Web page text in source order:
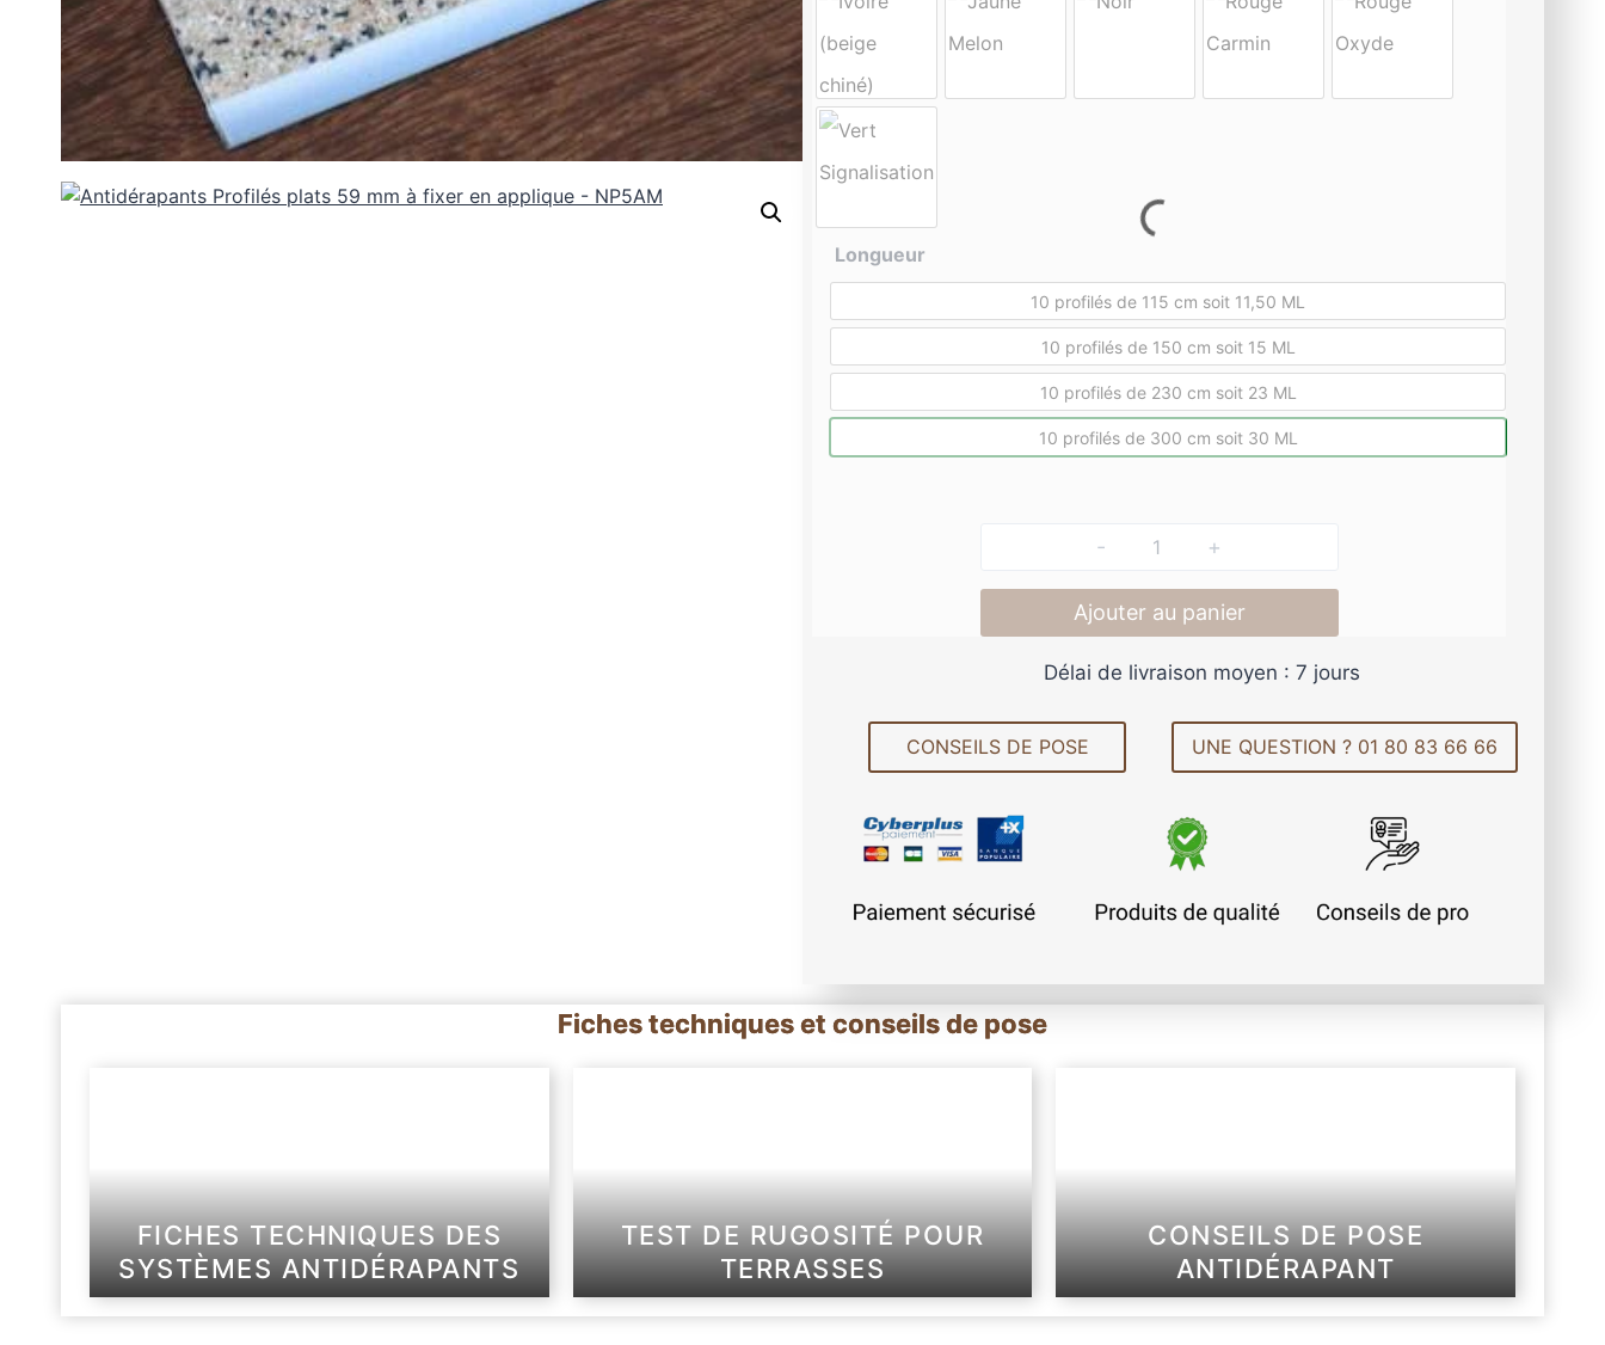
e
i
x
:
2
€
8
,
2
8
Longueur
10 profilés de 115 cm soit 11,50 ML
10 profilés de 150 cm soit 15 ML
10 profilés de 230 cm soit 23 ML
10 profilés de 300 cm soit 30 ML
q
u
a
t
t
é
P
o
Ajouter au panier
Délai de livraison moyen : 7 jours
CONSEILS DE POSE UNE QUESTION ? 01 80 83 66 66
Fiches techniques et conseils de pose
FICHES TECHNIQUES DES
SYSTÈMES ANTIDÉRAPANTS
TEST DE RUGOSITÉ POUR
TERRASSES
CONSEILS DE POSE
ANTIDÉRAPANT